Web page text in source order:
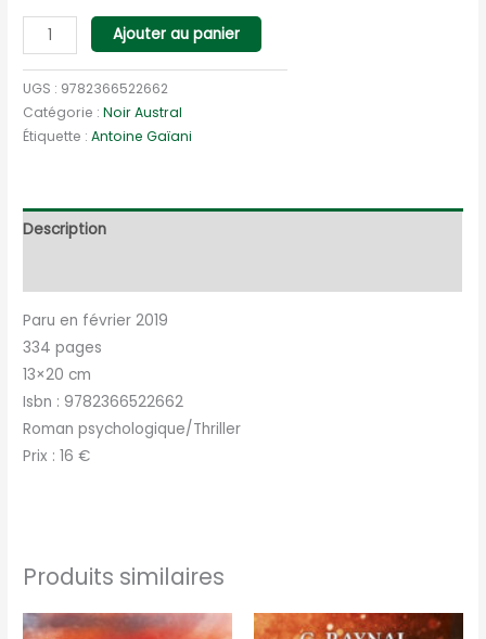
quantité
de
Frater
Ego
Ajouter au panier
UGS : 9782366522662
Catégorie :Noir Austral
Étiquette :Antoine Gaïani
Description
Paru en février 2019
334 pages
13×20 cm
Isbn : 9782366522662
Roman psychologique/Thriller
Prix : 16 €
Produits similaires